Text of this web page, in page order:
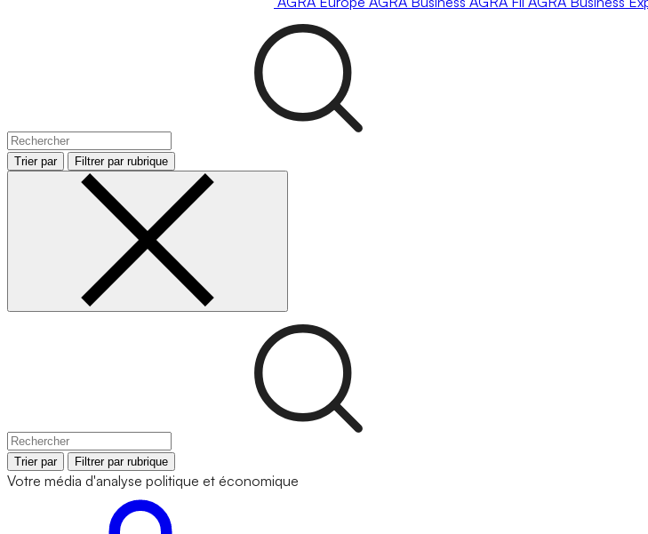
Trier par Filtrer par rubrique
Trier par Filtrer par rubrique
Votre média d'analyse politique et économique